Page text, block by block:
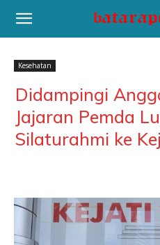
Kesehatan
Didampingi
Jajaran Pemda
Silaturahmi ke